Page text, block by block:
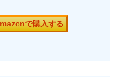
で購入する